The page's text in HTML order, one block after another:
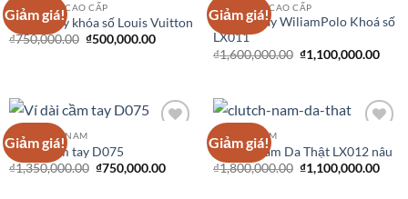
Giảm giá!
Wishlist
VÍ CẦM TAY CAO CẤP
Ví cầm tay khóa số Louis Vuitton
₫750,000.00 ₫500,000.00
Giảm giá!
Wishlist
VÍ CẦM TAY CAO CẤP
Ví Cầm Tay WiliamPolo Khoá số
LX011
₫1,600,000.00 ₫1,100,000.00
Giảm giá!
VÍ CẦM TAY NAM
Ví dài cầm tay D075
₫1,350,000.00 ₫750,000.00
Giảm giá!
Wishlist
CLUTCH NAM
Clutch Nam Da Thật LX012 nâu
₫1,800,000.00 ₫1,100,000.00